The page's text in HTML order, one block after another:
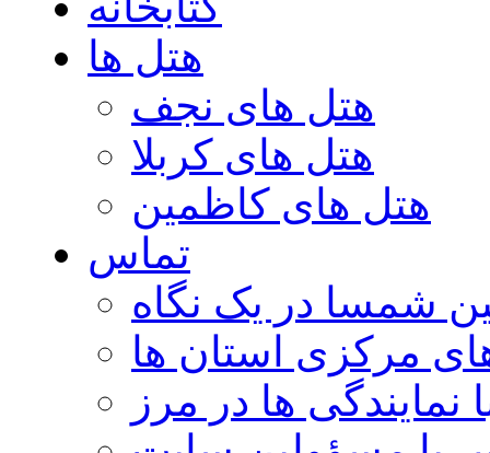
هتل ها
هتل های نجف
هتل های کربلا
هتل های کاظمین
تماس
شمسا در یک نگاه
مرکزی استان ها
نمایندگی ها در مرز